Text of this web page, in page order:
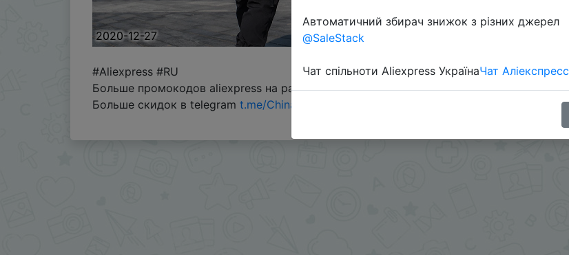
2020-12-27
#Aliexpress #RU
Больше промокодов aliexpress на распродажу -t.me/ChinaGoodBuy/96402
Больше скидок в telegram t.me/ChinaGoodBuy
Автоматичний збирач знижок з різних джерел
@SaleStack
Чат спільноти Aliexpress УкраїнаЧат Аліекспресс